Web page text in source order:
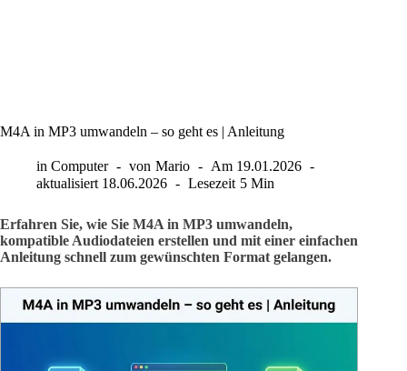
M4A in MP3 umwandeln – so geht es | Anleitung
in Computer von Mario Am 19.01.2026
aktualisiert 18.06.2026 Lesezeit 5 Min
Erfahren Sie, wie Sie M4A in MP3 umwandeln,
kompatible Audiodateien erstellen und mit einer einfachen
Anleitung schnell zum gewünschten Format gelangen.